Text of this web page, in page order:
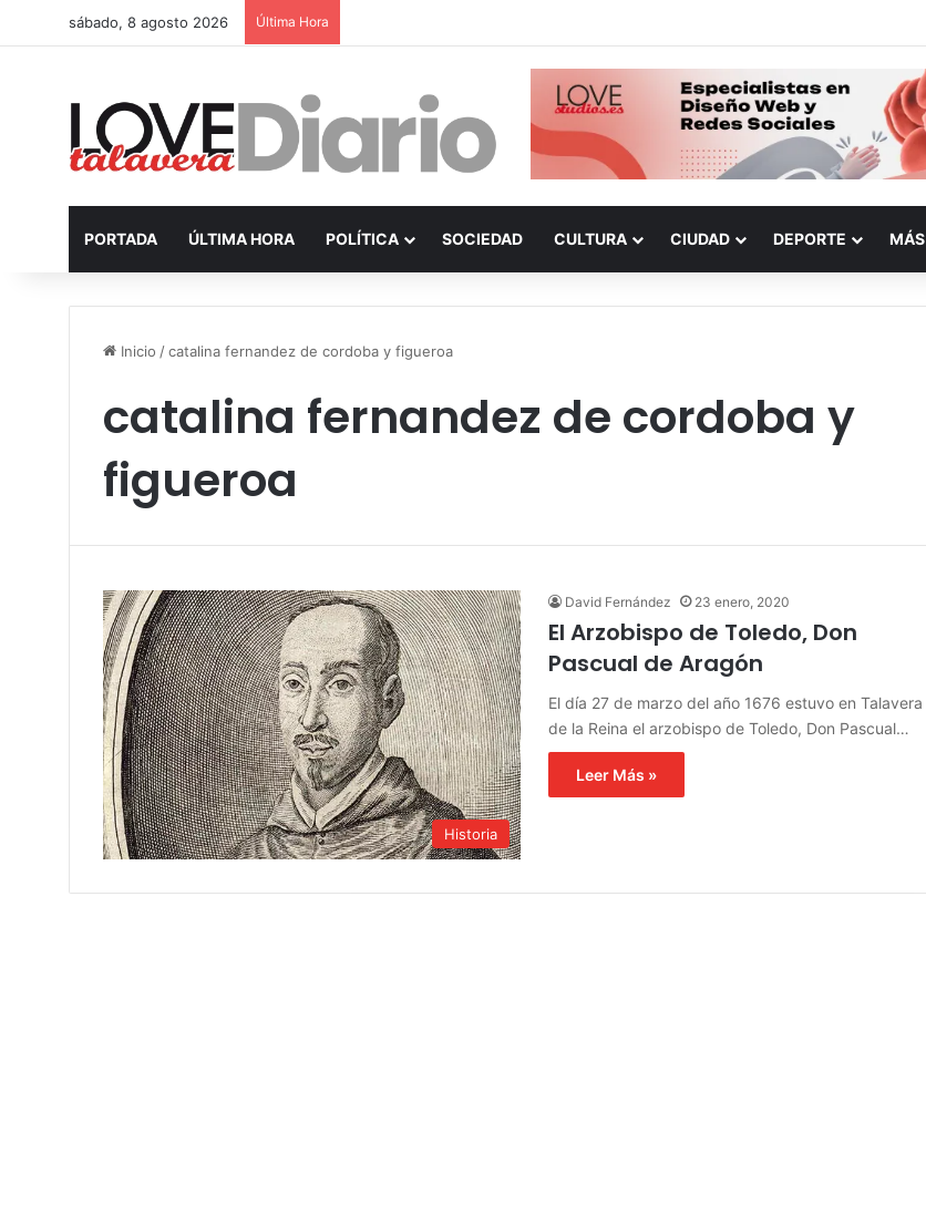
sábado, 8 agosto 2026 Última Hora
PORTADA ÚLTIMA HORA POLÍTICA SOCIEDAD CULTURA CIUDAD DEPORTE MÁS
Inicio /catalina fernandez de cordoba y figueroa
catalina fernandez de cordoba y
figueroa
Historia
David Fernández 23 enero, 2020
El Arzobispo de Toledo, Don
Pascual de Aragón
El día 27 de marzo del año 1676 estuvo en Talavera
de la Reina el arzobispo de Toledo, Don Pascual…
Leer Más »